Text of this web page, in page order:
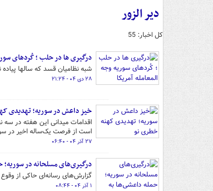
دیر الزور
کل اخبار: 55
درگیری ها در حلب ؛ کُردهای
شبه نظامیان قسد که سالها پیاده
۲۸ دی ۰۴ - ۲۱:۲۴
خیز داعش در سوریه؛ تهدیدی
اقدامات میدانی این هفته در سه
است از فرصت یک‌ساله اخیر در
۲۷ آذر ۰۴ - ۰۶:۴۰
درگیری‌های مسلحانه در
گزارش‌های رسانه‌ای حاکی از
۱ آذر ۰۴ - ۰۸:۴۴